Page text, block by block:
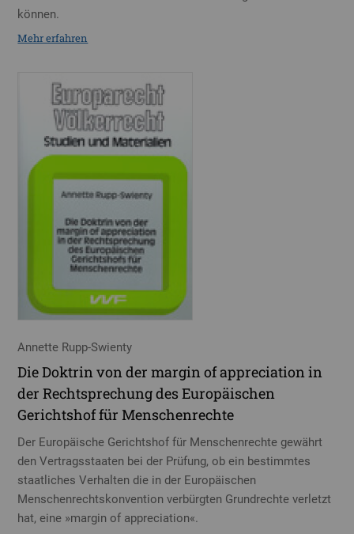
können.
Mehr erfahren
Annette Rupp-Swienty
Die Doktrin von der margin of appreciation in
der Rechtsprechung des Europäischen
Gerichtshof für Menschenrechte
Der Europäische Gerichtshof für Menschenrechte gewährt
den Vertragsstaaten bei der Prüfung, ob ein bestimmtes
staatliches Verhalten die in der Europäischen
Menschenrechtskonvention verbürgten Grundrechte verletzt
hat, eine »margin of appreciation«.